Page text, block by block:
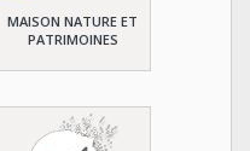
MAISON NATURE ET
PATRIMOINES